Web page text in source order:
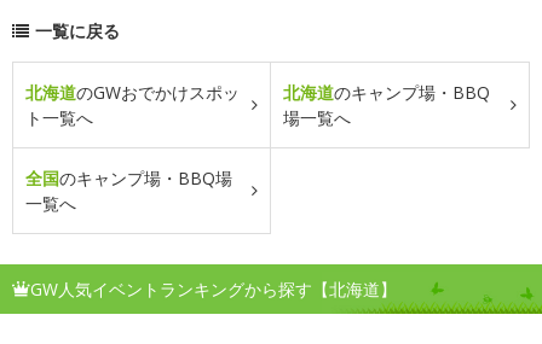
一覧に戻る
北海道のGWおでかけスポッ
ト一覧へ
北海道のキャンプ場・BBQ
場一覧へ
全国のキャンプ場・BBQ場
一覧へ
GW人気イベントランキングから探す【北海道】